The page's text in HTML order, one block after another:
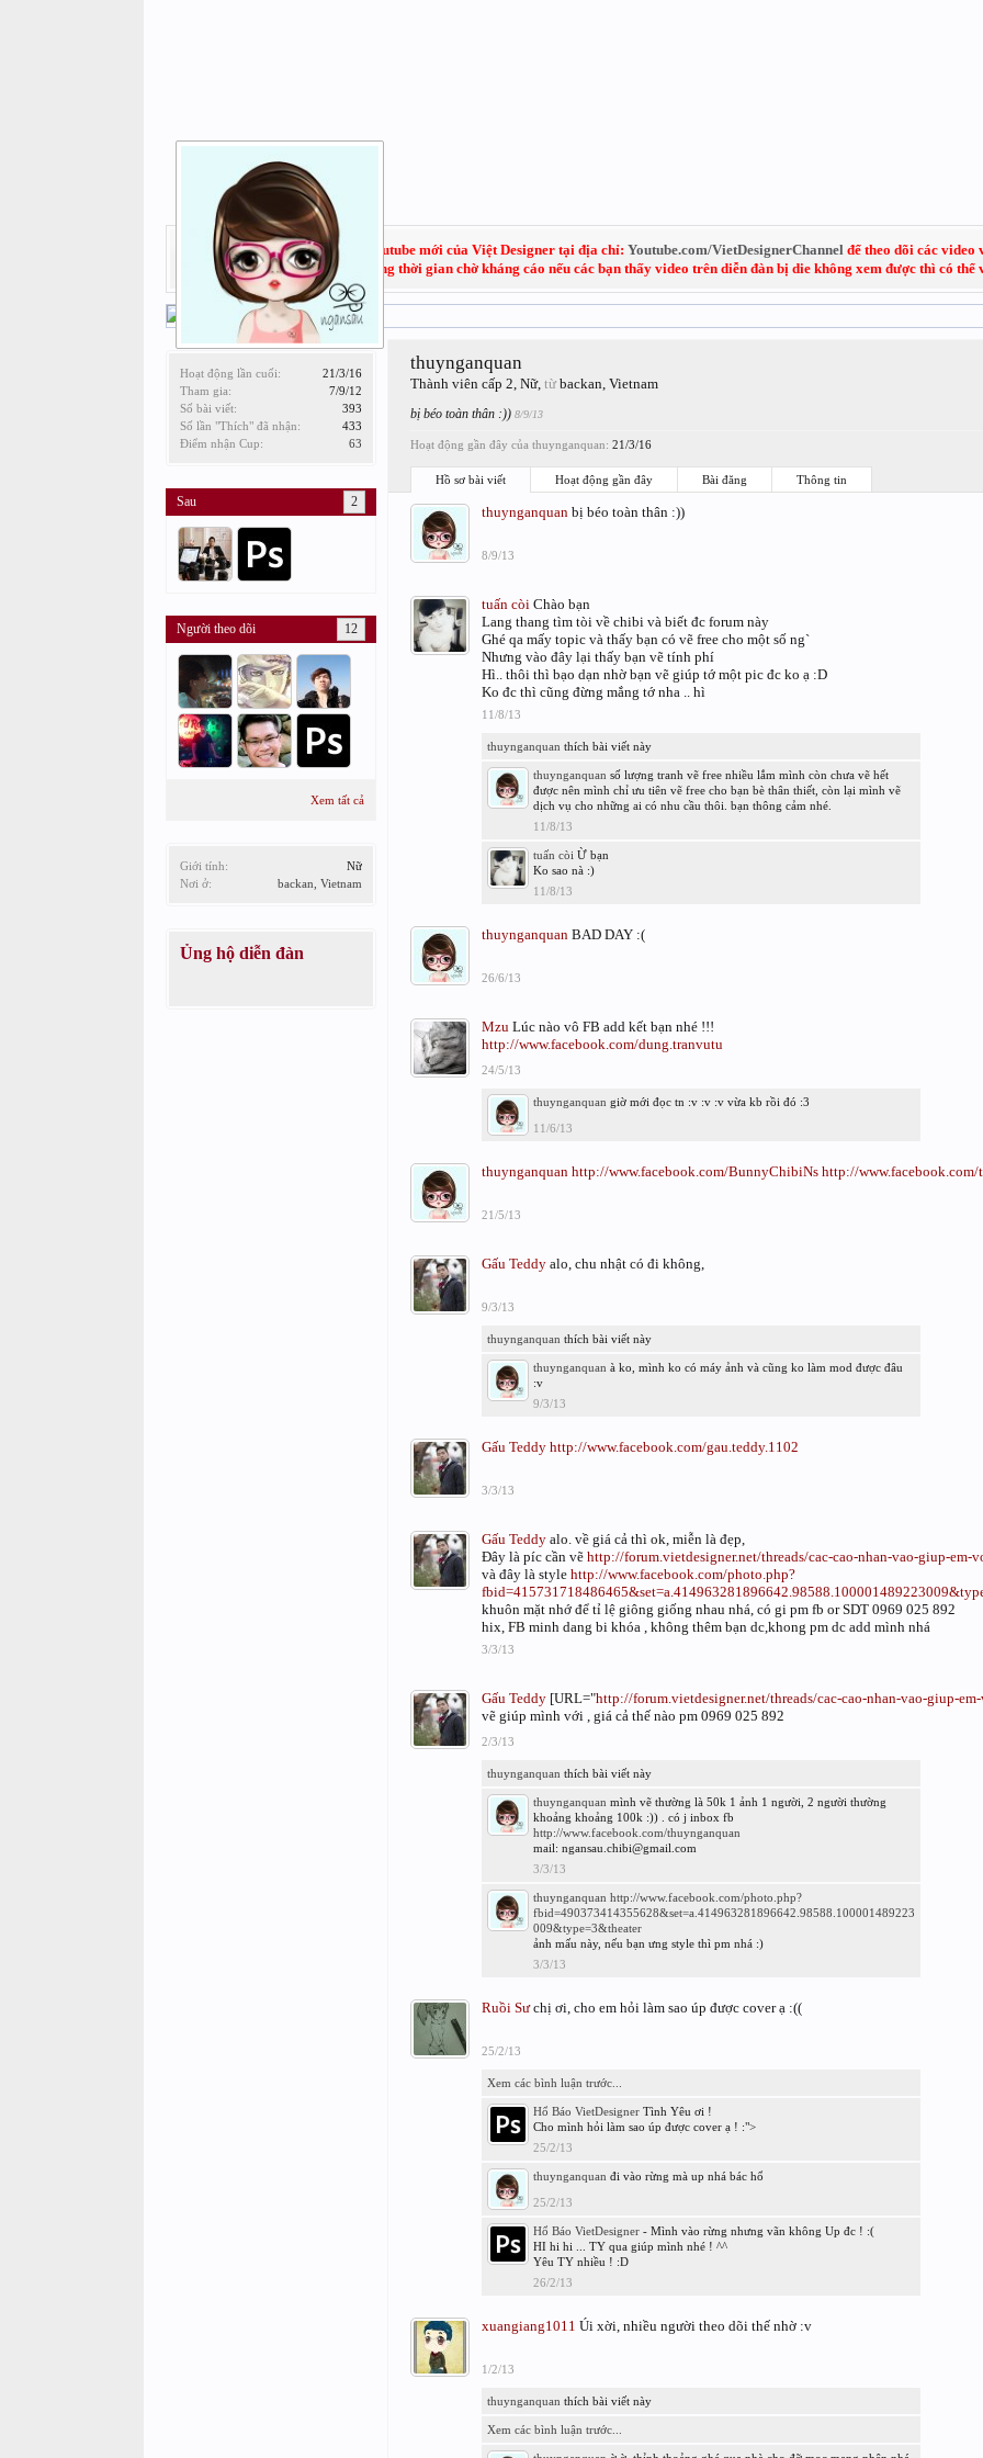
Hãy đăng ký subscribe kênh Youtube mới của Việt Designer tại địa chỉ: Youtube.com/VietDesignerChannel để theo dõi các video
quét không rõ lý do, trong thời gian chờ kháng cáo nếu các bạn thấy video trên diễn đàn bị die không xem được thì có thể
Hoạt động lần cuối:
21/3/16
Tham gia:
7/9/12
Số bài viết:
393
Số lần "Thích" đã nhận:
433
Điểm nhận Cup:
63
Sau 2
Người theo dõi 12
Xem tất cả
Giới tính:
Nữ
Nơi ở:
backan, Vietnam
Ủng hộ diễn đàn
thuynganquan
Thành viên cấp 2, Nữ, từ backan, Vietnam
bị béo toàn thân :)) 8/9/13
Hoạt động gần đây của thuynganquan: 21/3/16
Hồ sơ bài viết Hoạt động gần đây Bài đăng Thông tin
thuynganquan bị béo toàn thân :))
8/9/13
tuấn còi Chào bạn
Lang thang tìm tòi về chibi và biết đc forum này
Ghé qa mấy topic và thấy bạn có vẽ free cho một số ng`
Nhưng vào đây lại thấy bạn vẽ tính phí
Hì.. thôi thì bạo dạn nhờ bạn vẽ giúp tớ một pic đc ko ạ :D
Ko đc thì cũng đừng mắng tớ nha .. hì
11/8/13
thuynganquan thích bài viết này
thuynganquan số lượng tranh vẽ free nhiều lắm mình còn chưa vẽ hết
được nên mình chỉ ưu tiên vẽ free cho bạn bè thân thiết, còn lại mình vẽ
dịch vụ cho những ai có nhu cầu thôi. bạn thông cảm nhé.
11/8/13
tuấn còi Ừ bạn
Ko sao nà :)
11/8/13
thuynganquan BAD DAY :(
26/6/13
Mzu Lúc nào vô FB add kết bạn nhé !!!
http://www.facebook.com/dung.tranvutu
24/5/13
thuynganquan giờ mới đọc tn :v :v :v vừa kb rồi đó :3
11/6/13
thuynganquan http://www.facebook.com/BunnyChibiNs http://www.facebook.com/
21/5/13
Gấu Teddy alo, chu nhật có đi không,
9/3/13
thuynganquan thích bài viết này
thuynganquan à ko, mình ko có máy ảnh và cũng ko làm mod được đâu
:v
9/3/13
Gấu Teddy http://www.facebook.com/gau.teddy.1102
3/3/13
Gấu Teddy alo. về giá cả thì ok, miễn là đẹp,
Đây là píc cần vẽ http://forum.vietdesigner.net/threads/cac-cao-nhan-vao-giup-em-
và đây là style http://www.facebook.com/photo.php?
khuôn mặt nhớ để tỉ lệ giông giống nhau nhá, có gi pm fb or SDT 0969 025 892
hix, FB minh dang bi khóa , không thêm bạn dc,khong pm dc add mình nhá
3/3/13
Gấu Teddy [URL="http://forum.vietdesigner.net/threads/cac-cao-nhan-vao-giup-
vẽ giúp mình với , giá cả thế nào pm 0969 025 892
2/3/13
thuynganquan thích bài viết này
thuynganquan mình vẽ thường là 50k 1 ảnh 1 người, 2 người thường
khoảng khoảng 100k :)) . có j inbox fb
http://www.facebook.com/thuynganquan
mail: ngansau.chibi@gmail.com
3/3/13
thuynganquan http://www.facebook.com/photo.php?
fbid=490373414355628&set=a.414963281896642.98588.100001489223
009&type=3&theater
ảnh mấu này, nếu bạn ưng style thì pm nhá :)
3/3/13
Ruồi Sư chị ơi, cho em hỏi làm sao úp được cover ạ :((
25/2/13
Xem các bình luận trước...
Hổ Báo VietDesigner Tình Yêu ơi !
Cho mình hỏi làm sao úp được cover ạ ! :">
25/2/13
thuynganquan đi vào rừng mà up nhá bác hổ
25/2/13
Hổ Báo VietDesigner - Mình vào rừng nhưng vãn không Up đc ! :(
HI hi hi ... TY qua giúp mình nhé ! ^^
Yêu TY nhiều ! :D
26/2/13
xuangiang1011 Úi xời, nhiều người theo dõi thế nhờ :v
1/2/13
thuynganquan thích bài viết này
Xem các bình luận trước...